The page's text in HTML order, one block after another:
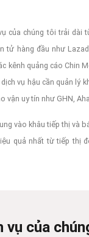
của chúng tôi trải dài
tử hàng đầu như
kênh quảng cáo Chin
vụ hậu cần quản lý
vận uy tín như GHN,
vào khâu tiếp thị và
quả nhất từ tiếp thị
vụ của